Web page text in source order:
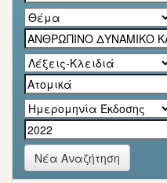
Νέα Αναζήτηση